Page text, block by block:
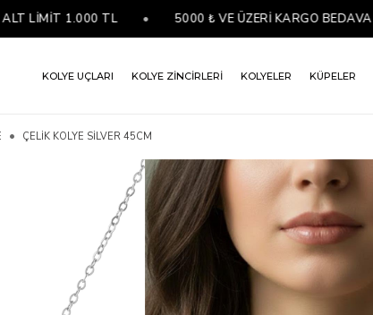
1.000 TL • 5000 ₺ VE ÜZERİ KARGO BEDAVA •
KOLYE UÇLARI KOLYE ZİNCİRLERİ KOLYELER KÜPELER
ÇELIK KOLYE SILVER 45CM